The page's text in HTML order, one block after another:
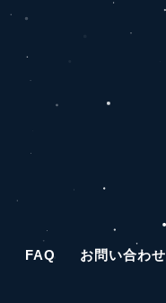
FAQ お問い合わせ